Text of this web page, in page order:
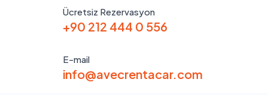
Ücretsiz Rezervasyon
+90 212 444 0 556
E-mail
info@avecrentacar.com